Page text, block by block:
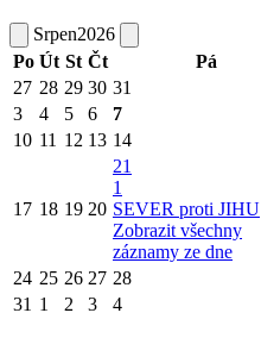
Srpen2026
Po Út St Čt Pá
27 28 29 30 31
3
4 5 6 7
10 11 12 13 14
17 18 19 20
21
1
SEVER proti JIHU
Zobrazit všechny
záznamy ze dne
24 25 26 27 28
31 1 2 3 4